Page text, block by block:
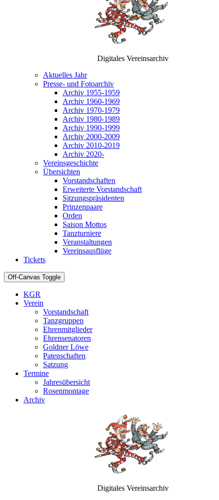
Digitales Vereinsarchiv
Aktuelles Jahr
Presse- und Fotoarchiv
Archiv 1955-1959
Archiv 1960-1969
Archiv 1970-1979
Archiv 1980-1989
Archiv 1990-1999
Archiv 2000-2009
Archiv 2010-2019
Archiv 2020-
Vereinsgeschichte
Übersichten
Vorstandschaften
Erweiterte Vorstandschaft
Sitzungspräsidenten
Prinzenpaare
Orden
Saison Mottos
Tanzturniere
Veranstaltungen
Vereinsausflüge
Tickets
Off-Canvas Toggle
KGR
Verein
Vorstandschaft
Tanzgruppen
Ehrenmitglieder
Ehrensenatoren
Goldner Löwe
Patenschaften
Satzung
Termine
Jahresübersicht
Rosenmontage
Archiv
Digitales Vereinsarchiv